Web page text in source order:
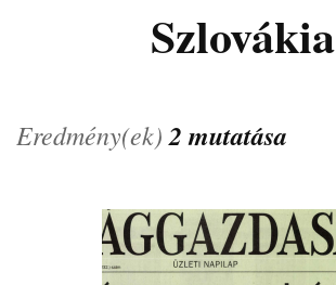
Szlovákia
Eredmény(ek) 2 mutatása